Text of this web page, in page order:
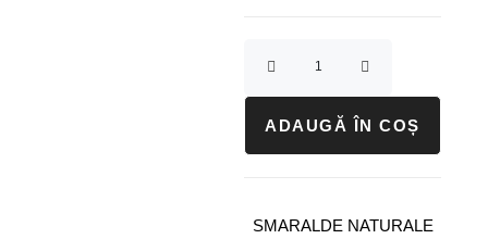
ADAUGĂ ÎN COȘ
SMARALDE NATURALE